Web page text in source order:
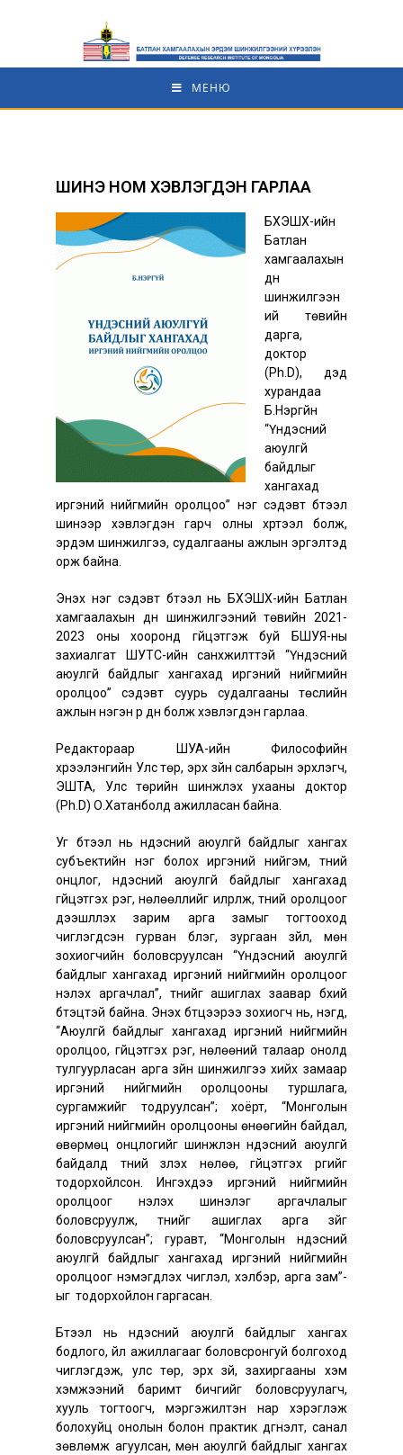
МЕНЮ
ШИНЭ НОМ ХЭВЛЭГДЭН ГАРЛАА
БХЭШХ-ийн
Батлан
хамгаалахын
дүн
шинжилгээн
ий төвийн
дарга,
доктор
(Ph.D), дэд
хурандаа
Б.Нэргүйн
“Үндэсний
аюулгүй
байдлыг
хангахад
иргэний нийгмийн оролцоо” нэг сэдэвт бүтээл
шинээр хэвлэгдэн гарч олны хүртээл болж,
эрдэм шинжилгээ, судалгааны ажлын эргэлтэд
орж байна.
Энэхүү нэг сэдэвт бүтээл нь БХЭШХ-ийн Батлан
хамгаалахын дүн шинжилгээний төвийн 2021-
2023 оны хооронд гүйцэтгэж буй БШУЯ-ны
захиалгат ШУТС-ийн санхүүжилттэй “Үндэсний
аюулгүй байдлыг хангахад иргэний нийгмийн
оролцоо” сэдэвт суурь судалгааны төслийн
ажлын нэгэн үр дүн болж хэвлэгдэн гарлаа.
Редактораар ШУА-ийн Философийн
хүрээлэнгийн Улс төр, эрх зүйн салбарын эрхлэгч,
ЭШТА, Улс төрийн шинжлэх ухааны доктор
(Ph.D) О.Хатанболд ажилласан байна.
Уг бүтээл нь үндэсний аюулгүй байдлыг хангах
субъектийн нэг болох иргэний нийгэм, түүний
онцлог, үндэсний аюулгүй байдлыг хангахад
гүйцэтгэх үүрэг, нөлөөллийг илрүүлж, түүний оролцоог
дээшлүүлэх зарим арга замыг тогтооход
чиглэгдсэн гурван бүлэг, зургаан зүйл, мөн
зохиогчийн боловсруулсан “Үндэсний аюулгүй
байдлыг хангахад иргэний нийгмийн оролцоог
үнэлэх аргачлал”, түүнийг ашиглах заавар бүхий
бүтэцтэй байна. Энэхүү бүтцээрээ зохиогч нь, нэгд,
“Аюулгүй байдлыг хангахад иргэний нийгмийн
оролцоо, гүйцэтгэх үүрэг, нөлөөний талаар онолд
тулгуурласан арга зүйн шинжилгээ хийх замаар
иргэний нийгмийн оролцооны туршлага,
сургамжийг тодруулсан”; хоёрт, “Монголын
иргэний нийгмийн оролцооны өнөөгийн байдал,
өвөрмөц онцлогийг шинжлэн үндэсний аюулгүй
байдалд түүний үзүүлэх нөлөө, гүйцэтгэх үүргийг
тодорхойлсон. Ингэхдээ иргэний нийгмийн
оролцоог үнэлэх шинэлэг аргачлалыг
боловсруулж, түүнийг ашиглах арга зүйг
боловсруулсан”; гуравт, “Монголын үндэсний
аюулгүй байдлыг хангахад иргэний нийгмийн
оролцоог нэмэгдүүлэх чиглэл, хэлбэр, арга зам”-
ыг тодорхойлон гаргасан.
Бүтээл нь үндэсний аюулгүй байдлыг хангах
бодлого, үйл ажиллагааг боловсронгуй болгоход
чиглэгдэж, улс төр, эрх зүй, захиргааны хэм
хэмжээний баримт бичгийг боловсруулагч,
хууль тогтоогч, мэргэжилтэн нар хэрэглэж
болохуйц онолын болон практик дүгнэлт, санал
зөвлөмж агуулсан, мөн аюулгүй байдлыг хангах